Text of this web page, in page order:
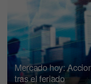
Mercado hoy:
tras el feriado